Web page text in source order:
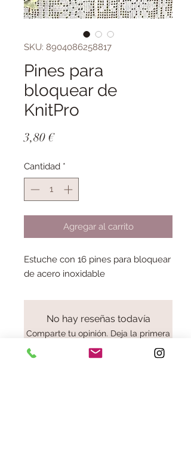
SKU: 8904086258817
Pines para
bloquear de
KnitPro
3,80 €Precio
Cantidad *
Agregar al carrito
Estuche con 16 pines para bloquear
de acero inoxidable
No hay reseñas todavía
Comparte tu opinión. Deja la primera